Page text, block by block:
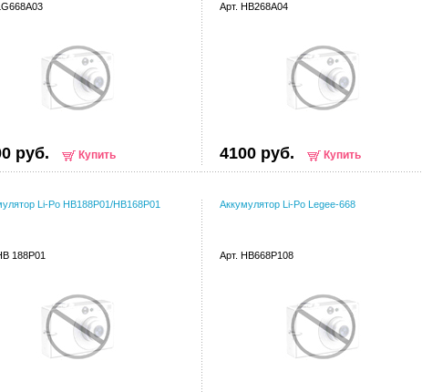
руб. Купить
Арт. HB268A04
4100 руб. Купить
Li-Po HB188P01/HB168P01
188P01
Аккумулятор Li-Po Legee-668
Арт. HB668P108